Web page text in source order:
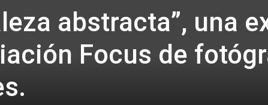
abstracta”, una
Focus de